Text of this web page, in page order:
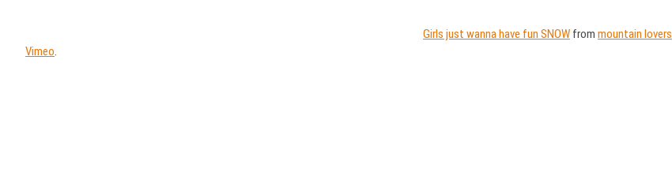
Girls just wanna have fun SNOW from mountain lovers
Vimeo.